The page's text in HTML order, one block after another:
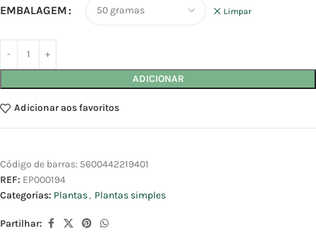
EMBALAGEM Limpar
ADICIONAR
Adicionar aos favoritos
Código de barras: 5600442219401
REF: EP000194
Categorias: Plantas, Plantas simples
Partilhar: